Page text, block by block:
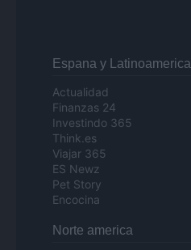
Espana y Latinoamerica
Actualidad
Finanzas 24
Investindo 365
Think.es
Viajar 365
ES Newz
Pet Story
Encocina
Norte america